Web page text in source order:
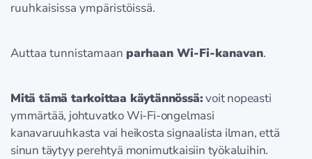
ruuhkaisissa ympäristöissä.
Auttaa tunnistamaan parhaan Wi-Fi-kanavan.
Mitä tämä tarkoittaa käytännössä:voit nopeasti
ymmärtää, johtuvatko Wi-Fi-ongelmasi
kanavaruuhkasta vai heikosta signaalista ilman, että
sinun täytyy perehtyä monimutkaisiin työkaluihin.